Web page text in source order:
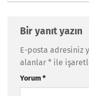
Bir yanıt yazın
E-posta adresiniz
alanlar * ile
Yorum*